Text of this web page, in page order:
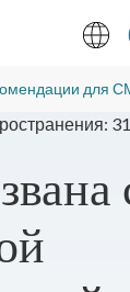
для